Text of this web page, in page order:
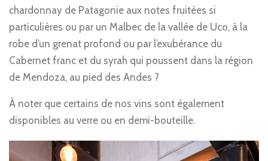
chardonnay de Patagonie aux notes fruitées si
particulières ou par un Malbec de la vallée de Uco, à la
robe d’un grenat profond ou par l’exubérance du
Cabernet franc et du syrah qui poussent dans la région
de Mendoza, au pied des Andes ?
À noter que certains de nos vins sont également
disponibles au verre ou en demi-bouteille.